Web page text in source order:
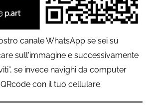
canale WhatsApp se sei su
sull'immagine e successivamente
se invece navighi da computer
con il tuo cellulare.